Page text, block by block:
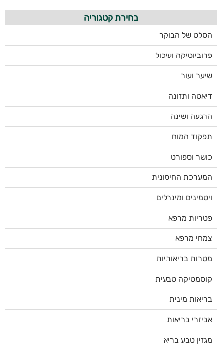
בחירת קטגוריה
הסלט של הבוקר
פרוביוטיקה ועיכול
שיער ועור
דיאטה ותזונה
הרגעה ושינה
תפקוד המוח
כושר וספורט
המערכת החיסונית
ויטמינים ומינרלים
פטריות מרפא
צמחי מרפא
מטרות בריאותיות
קוסמטיקה טבעית
בריאות מינית
אביזרי בריאות
מגזין טבע בריא